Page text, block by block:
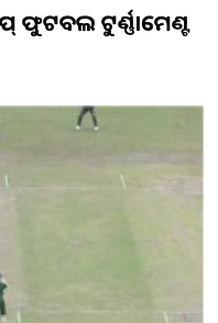
ଫୁଟବଲ ଟୁର୍ଣ୍ଣାମେଣ୍ଟ